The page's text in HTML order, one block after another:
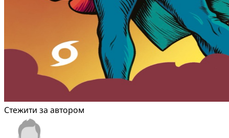
Стежити за автором